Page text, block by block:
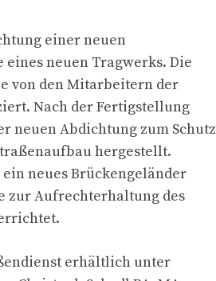
einer neuen
neuen Tragwerks. Die
von den Mitarbeitern der
Nach der Fertigstellung
neuen Abdichtung zum Schutz
hergestellt.
neues Brückengeländer
zur Aufrechterhaltung des
erhältlich unter